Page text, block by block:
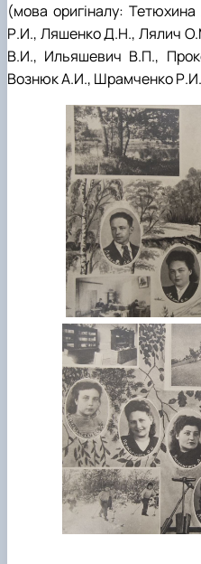
(мова оригіналу:
Р.И., Ляшенко Д.Н., Лялич
В.И., Ильяшевич В.П.,
Вознюк А.И., Шрамченко